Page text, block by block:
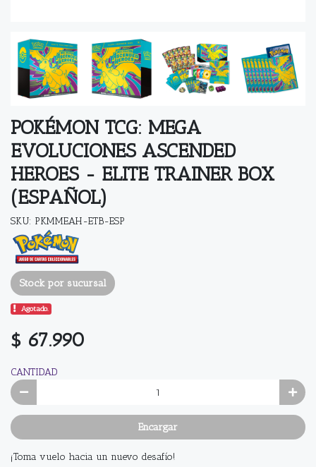
POKÉMON TCG: MEGA
EVOLUCIONES ASCENDED
HEROES - ELITE TRAINER BOX
(ESPAÑOL)
SKU: PKMMEAH-ETB-ESP
Stock por sucursal
Agotado.
$ 67.990
CANTIDAD
Encargar
¡Toma vuelo hacia un nuevo desafío!